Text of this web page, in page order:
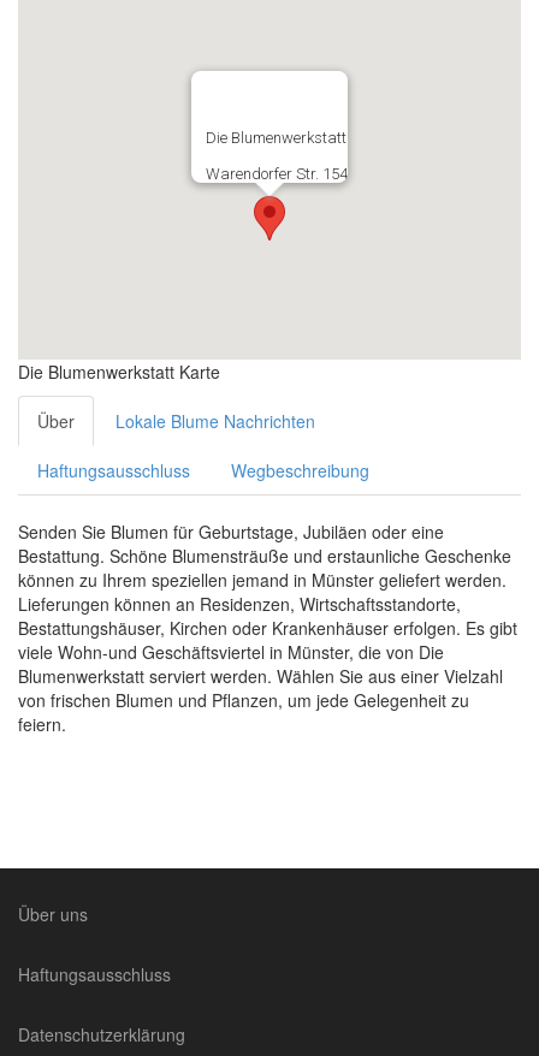
Die Blumenwerkstatt
Warendorfer Str. 154
Die Blumenwerkstatt Karte
Über Lokale Blume Nachrichten
Haftungsausschluss Wegbeschreibung
Senden Sie Blumen für Geburtstage, Jubiläen oder eine
Bestattung. Schöne Blumensträuße und erstaunliche Geschenke
können zu Ihrem speziellen jemand in Münster geliefert werden.
Lieferungen können an Residenzen, Wirtschaftsstandorte,
Bestattungshäuser, Kirchen oder Krankenhäuser erfolgen. Es gibt
viele Wohn-und Geschäftsviertel in Münster, die von Die
Blumenwerkstatt serviert werden. Wählen Sie aus einer Vielzahl
von frischen Blumen und Pflanzen, um jede Gelegenheit zu
feiern.
Über uns
Haftungsausschluss
Datenschutzerklärung